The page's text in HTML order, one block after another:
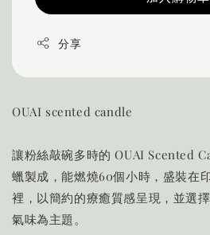
分享
OUAI scented candle
讓粉絲敲碗多時的 OUAI Scented
蠟製成，能燃燒60個小時，盛裝在
裡，以簡約的療癒質感呈現，並選
氣味為主題。